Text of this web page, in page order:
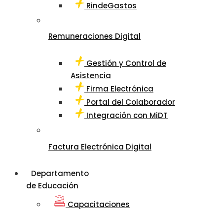
RindeGastos
Remuneraciones Digital
Gestión y Control de
Asistencia
Firma Electrónica
Portal del Colaborador
Integración con MiDT
Factura Electrónica Digital
Departamento
de Educación
Capacitaciones